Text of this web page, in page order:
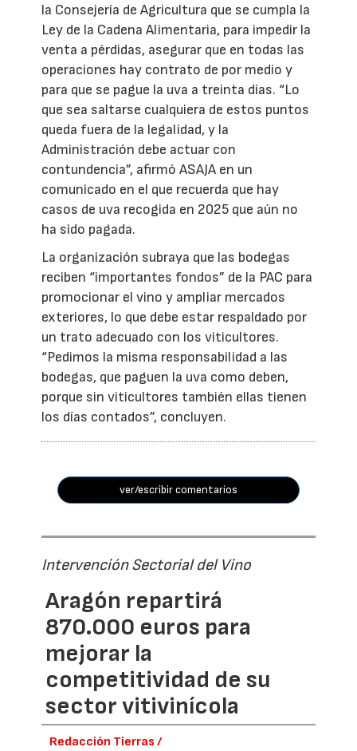
la Consejería de Agricultura que se cumpla la
Ley de la Cadena Alimentaria, para impedir la
venta a pérdidas, asegurar que en todas las
operaciones hay contrato de por medio y
para que se pague la uva a treinta días. “Lo
que sea saltarse cualquiera de estos puntos
queda fuera de la legalidad, y la
Administración debe actuar con
contundencia”, afirmó ASAJA en un
comunicado en el que recuerda que hay
casos de uva recogida en 2025 que aún no
ha sido pagada.
La organización subraya que las bodegas
reciben “importantes fondos” de la PAC para
promocionar el vino y ampliar mercados
exteriores, lo que debe estar respaldado por
un trato adecuado con los viticultores.
“Pedimos la misma responsabilidad a las
bodegas, que paguen la uva como deben,
porque sin viticultores también ellas tienen
los días contados”, concluyen.
ver/escribir comentarios
Intervención Sectorial del Vino
Aragón repartirá
870.000 euros para
mejorar la
competitividad de su
sector vitivinícola
Redacción Tierras /